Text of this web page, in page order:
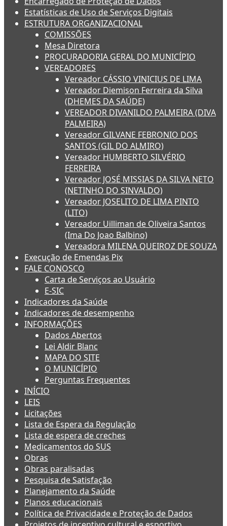
Estatísticas de Uso de Serviços Digitais
ESTRUTURA ORGANIZACIONAL
COMISSÕES
Mesa Diretora
PROCURADORIA GERAL DO MUNICÍPIO
VEREADORES
Vereador CÁSSIO VINICIUS DE LIMA
Vereador Diemison Ferreira da Silva
(DHEMES DA SAÚDE)
VEREADOR DIVANILDO PALMEIRA (DIVA
PALMEIRA)
Vereador GILVANE FEBRONIO DOS
SANTOS (GIL DO ALMIRO)
Vereador HUMBERTO SILVÉRIO
FERREIRA
Vereador JOSÉ MISSIAS DA SILVA NETO
(NETINHO DO SINVALDO)
Vereador JOSELITO DE LIMA PINTO
(LITO)
Vereador Uilliman de Oliveira Santos
(Ima Do Joao Balbino)
Vereadora MILENA QUEIROZ DE SOUZA
Execução de Emendas Pix
FALE CONOSCO
Carta de Serviços ao Usuário
E-SIC
Indicadores da Saúde
Indicadores de desempenho
INFORMAÇÕES
Dados Abertos
Lei Aldir Blanc
MAPA DO SITE
O MUNICÍPIO
Perguntas Frequentes
INÍCIO
LEIS
Licitações
Lista de Espera da Regulação
Lista de espera de creches
Medicamentos do SUS
Obras
Obras paralisadas
Pesquisa de Satisfação
Planejamento da Saúde
Planos educacionais
Política de Privacidade e Proteção de Dados